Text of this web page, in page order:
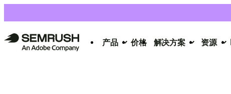
产品 价格 解决方案 资源